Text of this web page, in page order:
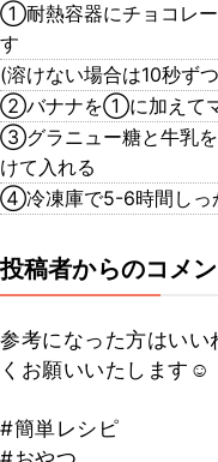
①耐熱容器にチョコレー
す
(溶けない場合は10秒ず
②バナナを①に加えて
③グラニュー糖と牛乳を
けて入れる
④冷凍庫で5-6時間しっ
投稿者からのコメ
参考になった方はいい
くお願いいたします☺
#簡単レシピ